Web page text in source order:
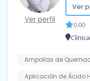
Ver perfil
Ver
0.00
Ampollas de
Aplicación de Ácido